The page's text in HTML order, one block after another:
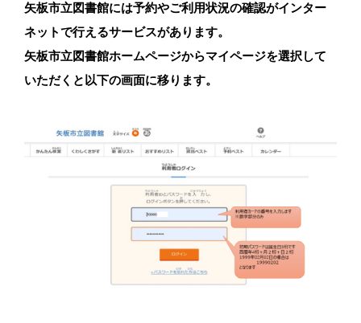
矢板市立図書館には予約やご利用状況の確認がインター
ネットで行えるサービスがあります。
矢板市立図書館ホームページからマイページを選択して
いただくと以下の画面に移ります。